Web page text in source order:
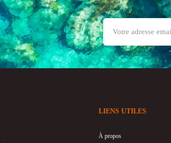
LIENS UTILES
À propos